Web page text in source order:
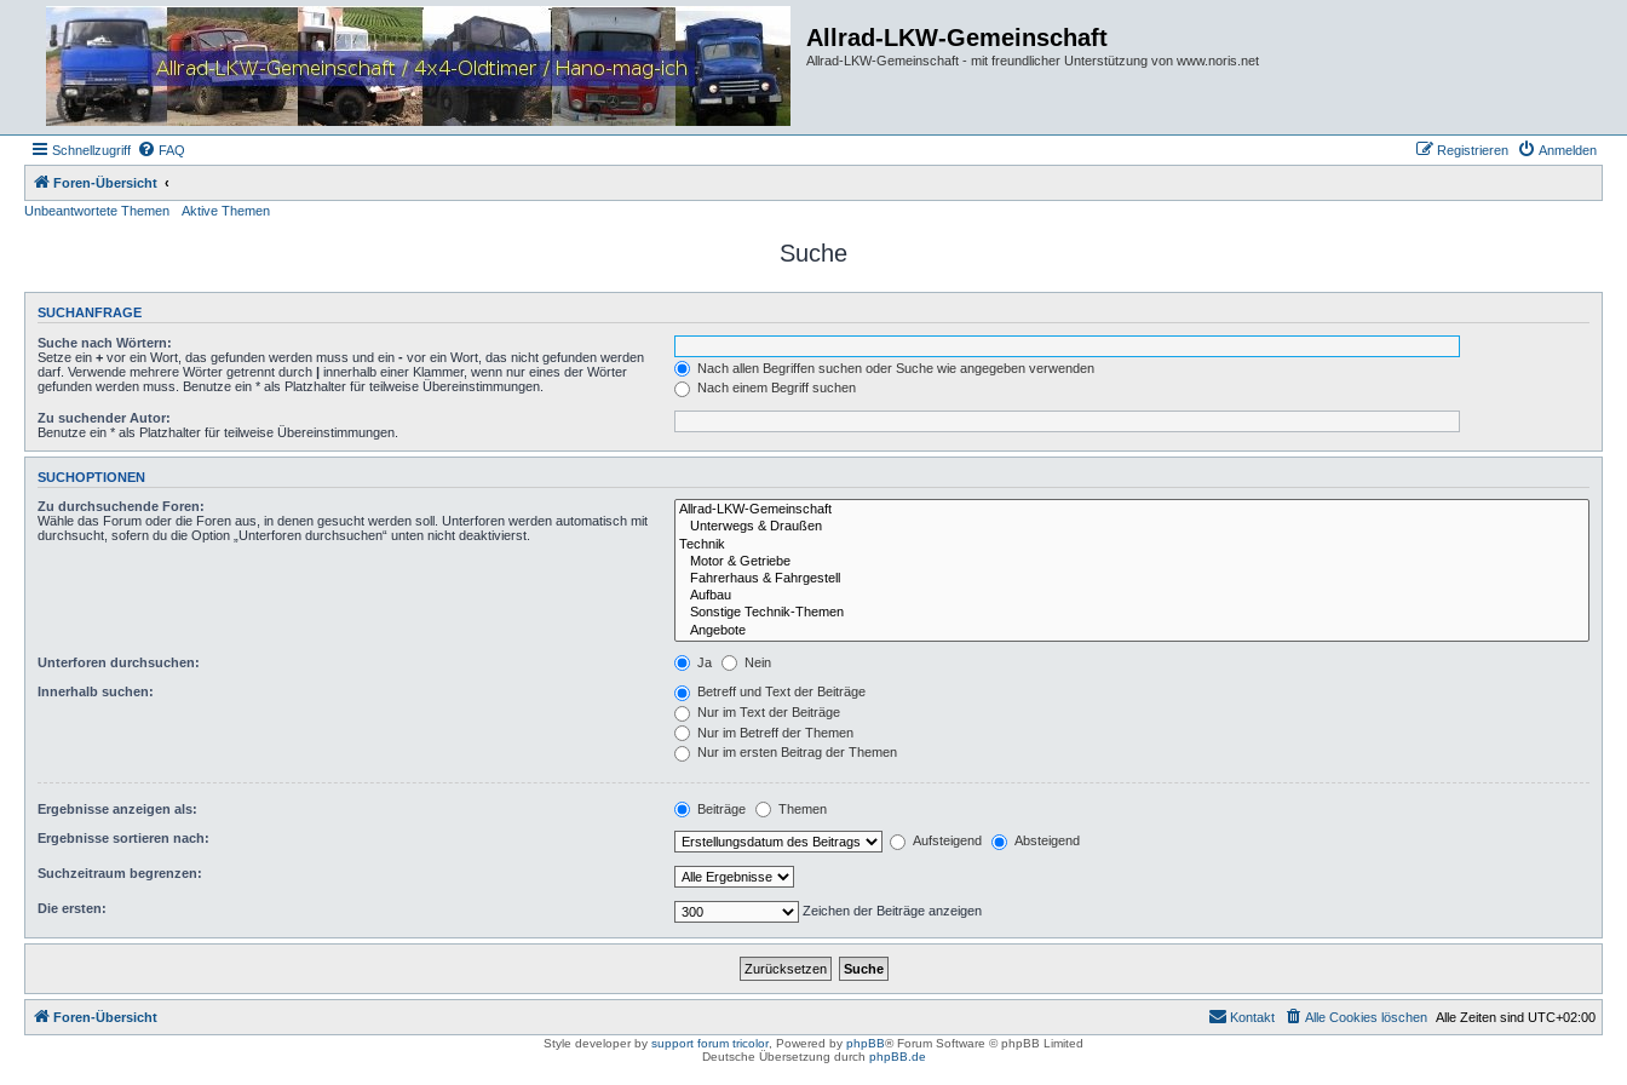
Allrad-LKW-Gemeinschaft
Allrad-LKW-Gemeinschaft - mit freundlicher Unterstützung von www.noris.net
Schnellzugriff FAQ Anmelden
Registrieren
Foren-Übersicht
Unbeantwortete Themen
Aktive Themen
Suche
SUCHANFRAGE
Suche nach Wörtern:
Setze ein + vor ein Wort, das gefunden werden muss und ein - vor ein Wort, das nicht gefunden werden
darf. Verwende mehrere Wörter getrennt durch | innerhalb einer Klammer, wenn nur eines der Wörter
gefunden werden muss. Benutze ein * als Platzhalter für teilweise Übereinstimmungen.
Nach allen Begriffen suchen oder Suche wie angegeben verwenden
Nach einem Begriff suchen
Zu suchender Autor:
Benutze ein * als Platzhalter für teilweise Übereinstimmungen.
SUCHOPTIONEN
Zu durchsuchende Foren:
Wähle das Forum oder die Foren aus, in denen gesucht werden soll. Unterforen werden automatisch mit
durchsucht, sofern du die Option „Unterforen durchsuchen“ unten nicht deaktivierst.
Unterforen durchsuchen: Ja Nein
Innerhalb suchen:
Betreff und Text der Beiträge
Nur im Text der Beiträge
Nur im Betreff der Themen
Nur im ersten Beitrag der Themen
Ergebnisse anzeigen als: Beiträge Themen
Ergebnisse sortieren nach: Aufsteigend Absteigend
Suchzeitraum begrenzen:
Die ersten: Zeichen der Beiträge anzeigen
Foren-Übersicht Alle Zeiten sind UTC+02:00
Alle Cookies löschen
Kontakt
Style developer by support forum tricolor, Powered by phpBB® Forum Software © phpBB Limited
Deutsche Übersetzung durch phpBB.de